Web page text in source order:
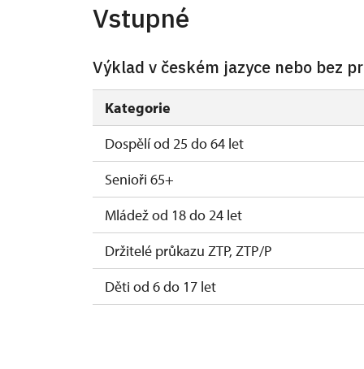
Vstupné
Výklad v českém jazyce nebo bez
Kategorie
Dospělí od 25 do 64 let
Senioři 65+
Mládež od 18 do 24 let
Držitelé průkazu ZTP, ZTP/P
Děti od 6 do 17 let